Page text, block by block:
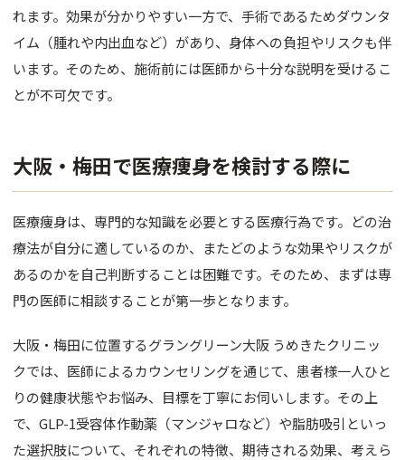
れます。効果が分かりやすい一方で、手術であるためダウンタ
イム（腫れや内出血など）があり、身体への負担やリスクも伴
います。そのため、施術前には医師から十分な説明を受けるこ
とが不可欠です。
大阪・梅田で医療痩身を検討する際に
医療痩身は、専門的な知識を必要とする医療行為です。どの治
療法が自分に適しているのか、またどのような効果やリスクが
あるのかを自己判断することは困難です。そのため、まずは専
門の医師に相談することが第一歩となります。
大阪・梅田に位置するグラングリーン大阪 うめきたクリニッ
クでは、医師によるカウンセリングを通じて、患者様一人ひと
りの健康状態やお悩み、目標を丁寧にお伺いします。その上
で、GLP-1受容体作動薬（マンジャロなど）や脂肪吸引といっ
た選択肢について、それぞれの特徴、期待される効果、考えら